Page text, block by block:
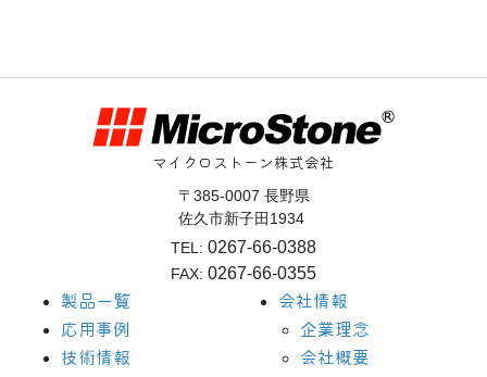
ー
マイクロストーン株式会社
〒385-0007 長野県
佐久市新子田1934
TEL: 0267-66-0388
FAX: 0267-66-0355
製品一覧
応用事例
技術情報
会社情報
企業理念
会社概要